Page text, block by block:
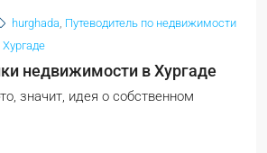
hurghada Путеводитель по недвижимости
Хургаде
недвижимости в Хургаде
значит, идея о собственном